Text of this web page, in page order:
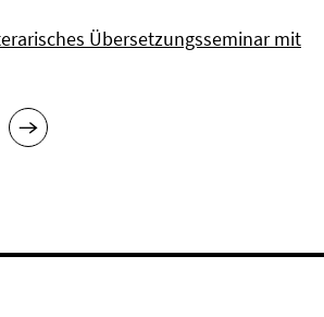
Übersetzungsseminar mit